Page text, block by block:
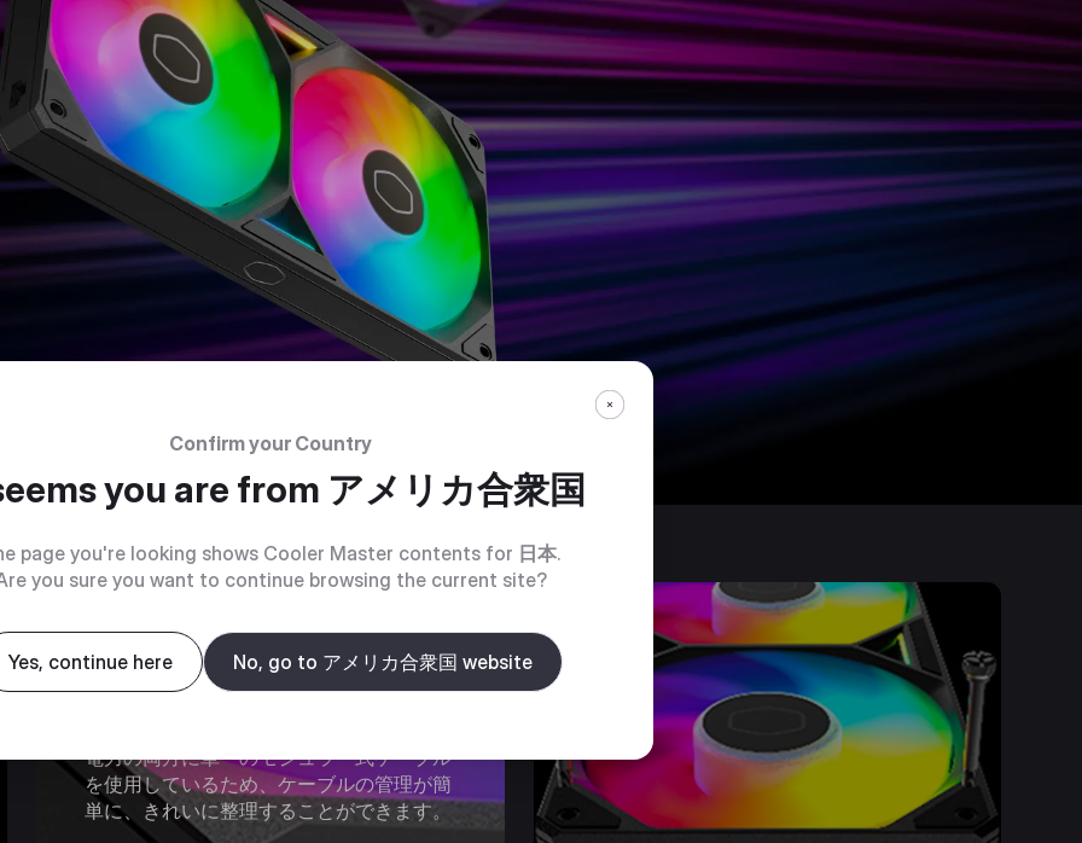
クイック接続
電力の両方に単一のモジュラー式ケーブル
を使用しているため、ケーブルの管理が簡
単に、きれいに整理することができます。
Confirm your Country
you are from アメリカ合衆国
page you're looking shows Cooler Master contents for 日本.
you sure you want to continue browsing the current site?
Yes, continue here No, go to アメリカ合衆国 website